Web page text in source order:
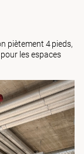
piètement 4 pieds,
les espaces